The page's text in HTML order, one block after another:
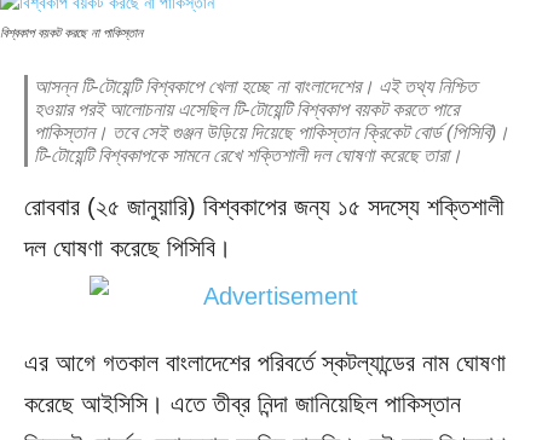
বিশ্বকাপ বয়কট করছে না পাকিস্তান
আসন্ন টি-টোয়েন্টি বিশ্বকাপে খেলা হচ্ছে না বাংলাদেশের। এই তথ্য নিশ্চিত
হওয়ার পরই আলোচনায় এসেছিল টি-টোয়েন্টি বিশ্বকাপ বয়কট করতে পারে
পাকিস্তান। তবে সেই গুঞ্জন উড়িয়ে দিয়েছে পাকিস্তান ক্রিকেট বোর্ড (পিসিবি)।
টি-টোয়েন্টি বিশ্বকাপকে সামনে রেখে শক্তিশালী দল ঘোষণা করেছে তারা।
রোববার (২৫ জানুয়ারি) বিশ্বকাপের জন্য ১৫ সদস্যে শক্তিশালী
দল ঘোষণা করেছে পিসিবি।
এর আগে গতকাল বাংলাদেশের পরিবর্তে স্কটল্যান্ডের নাম ঘোষণা
করেছে আইসিসি। এতে তীব্র নিন্দা জানিয়েছিল পাকিস্তান